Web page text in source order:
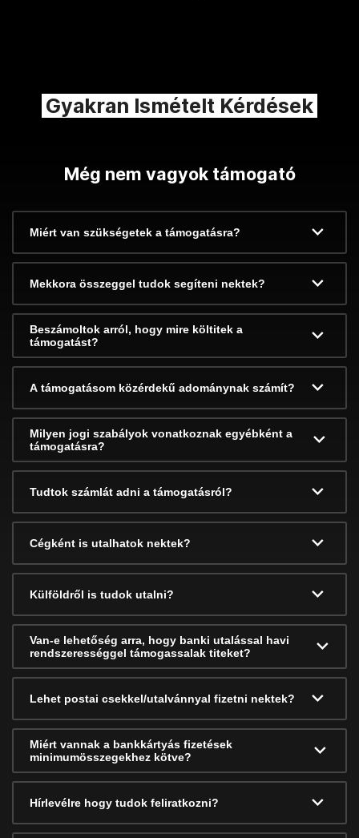
Gyakran Ismételt Kérdések
Még nem vagyok támogató
Miért van szükségetek a támogatásra?
Mekkora összeggel tudok segíteni nektek?
Beszámoltok arról, hogy mire költitek a
támogatást?
A támogatásom közérdekű adománynak számít?
Milyen jogi szabályok vonatkoznak egyébként a
támogatásra?
Tudtok számlát adni a támogatásról?
Cégként is utalhatok nektek?
Külföldről is tudok utalni?
Van-e lehetőség arra, hogy banki utalással havi
rendszerességgel támogassalak titeket?
Lehet postai csekkel/utalvánnyal fizetni nektek?
Miért vannak a bankkártyás fizetések
minimumösszegekhez kötve?
Hírlevélre hogy tudok feliratkozni?